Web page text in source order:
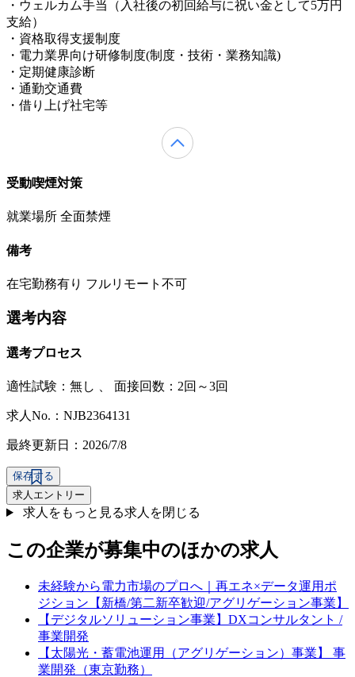
・ウェルカム手当（入社後の初回給与に祝い金として5万円
支給）
・資格取得支援制度
・電力業界向け研修制度(制度・技術・業務知識)
・定期健康診断
・通勤交通費
・借り上げ社宅等
受動喫煙対策
就業場所 全面禁煙
備考
在宅勤務有り フルリモート不可
選考内容
選考プロセス
適性試験： 無し 面接回数：2回～3回
求人No.：NJB2364131
最終更新日：2026/7/8
保存する
求人エントリー
求人をもっと見る求人を閉じる
この企業が募集中のほかの求人
未経験から電力市場のプロへ｜再エネ×データ運用ポ
ジション【新橋/第二新卒歓迎/アグリゲーション事業】
【デジタルソリューション事業】DXコンサルタント /
事業開発
【太陽光・蓄電池運用（アグリゲーション）事業】 事
業開発（東京勤務）